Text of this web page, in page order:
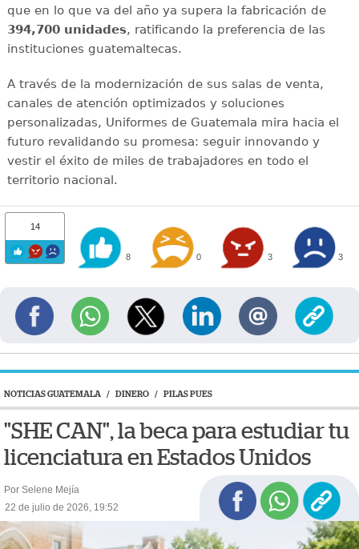
que en lo que va del año ya supera la fabricación de
394,700 unidades, ratificando la preferencia de las
instituciones guatemaltecas.
A través de la modernización de sus salas de venta,
canales de atención optimizados y soluciones
personalizadas, Uniformes de Guatemala mira hacia el
futuro revalidando su promesa: seguir innovando y
vestir el éxito de miles de trabajadores en todo el
territorio nacional.
14
8 0 3 3
NOTICIAS GUATEMALA / DINERO / PILAS PUES
"SHE CAN", la beca para estudiar tu
licenciatura en Estados Unidos
Por Selene Mejía
22 de julio de 2026, 19:52